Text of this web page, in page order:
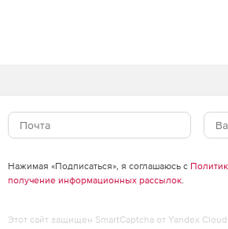
обеспечения: МойОфис, Р7-Офис,
Нажимая «Подписаться», я соглашаюсь с
получение информационных рассылок.
Этот сайт защищен SmartCaptcha от Yandex Cloud